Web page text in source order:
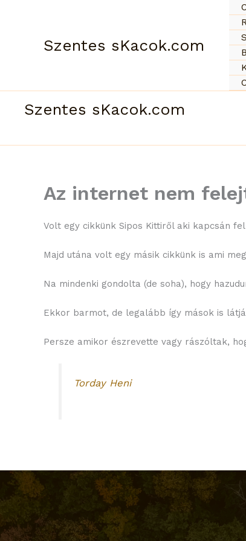
Szentes sKacok.com
Szentes sKacok.com
Az internet nem
Volt egy cikkünk Sipos Kittiről aki kapcsán
Majd utána volt egy másik cikkünk is ami
Na mindenki gondolta (de soha), hogy
Ekkor barmot, de legalább így mások is
Persze amikor észrevette vagy rászóltak,
Torday Heni